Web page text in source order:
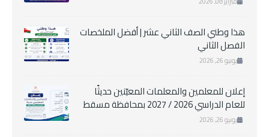
هذا وطني الصف الثاني عشر | أفضل الملخصات
الفصل الثاني
يونيو 26, 2026
إعلان للمعلمين والمعلمات المعيّنين حديثًا
للعام الدراسي 2026 / 2027 بمحافظة مسقط
يونيو 26, 2026